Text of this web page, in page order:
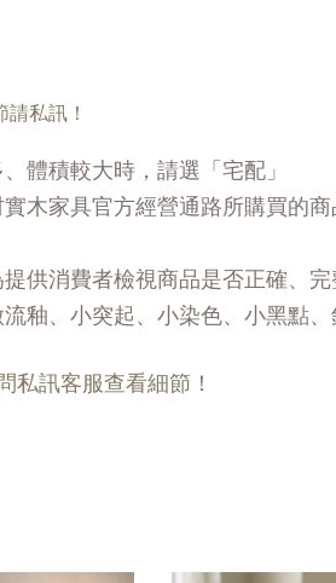
私訊！
體積較大時，請選「宅配」
木家具官方經營通路所購買的
供消費者檢視商品是否正確、
釉、小突起、小染色、小黑點
私訊客服查看細節！